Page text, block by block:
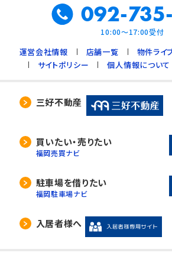
092-
10:00～17:00受付
運営会社情報 店舗一覧
物件ライ
サイトポリシー
個人情報について
三好不動産
買いたい・売りたい
福岡売買ナビ
駐車場を借りたい
福岡駐車場ナビ
入居者様へ